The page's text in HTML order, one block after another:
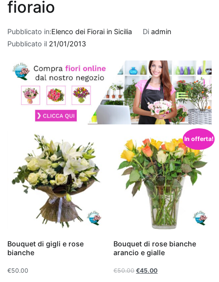
fioraio
Pubblicato in:Elenco dei Fiorai in Sicilia Di admin
Pubblicato il 21/01/2013
Bouquet di gigli e rose
bianche
€50.00
In offerta!
Bouquet di rose bianche
arancio e gialle
€50.00 €45.00
regalo
per
un
nuovo
appartamento,
piante
che
purificano
l'aria
rappresentano
Non
solo
aggiungono